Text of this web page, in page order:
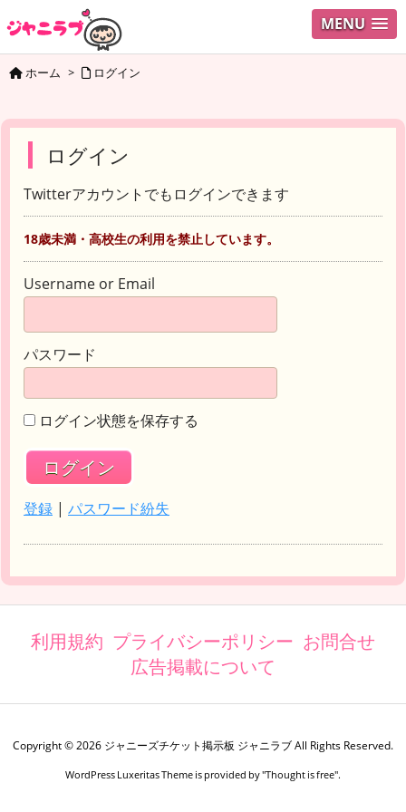
MENU
ホーム > ログイン
ログイン
Twitterアカウントでもログインできます
18歳未満・高校生の利用を禁止しています。
Username or Email
パスワード
ログイン状態を保存する
登録 | パスワード紛失
利用規約 プライバシーポリシー お問合せ
広告掲載について
Copyright ©2026 ジャニーズチケット掲示板 ジャニラブAll Rights Reserved.
WordPress Luxeritas Theme is provided by "Thought is free".